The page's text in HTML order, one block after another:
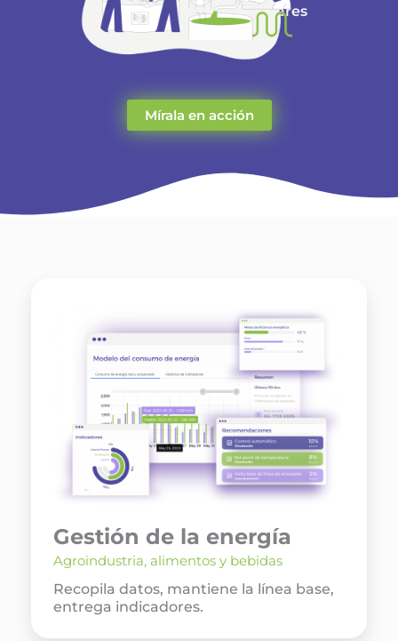
15% y cumple con estándares
internacionales.
Mírala en acción
Gestión de la energía
Agroindustria, alimentos y bebidas
Recopila datos, mantiene la línea base,
entrega indicadores.